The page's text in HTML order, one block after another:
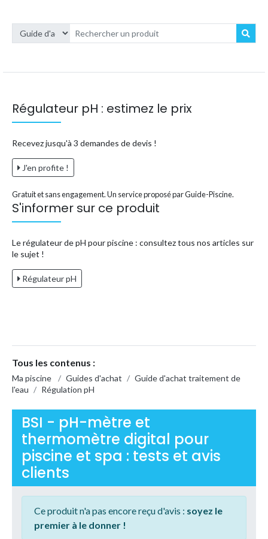
Régulateur pH : estimez le prix
Recevez jusqu'à 3 demandes de devis !
J'en profite !
Gratuit et sans engagement. Un service proposé par Guide-Piscine.
S'informer sur ce produit
Le régulateur de pH pour piscine : consultez tous nos articles sur
le sujet !
Régulateur pH
Tous les contenus :
Ma piscine / Guides d'achat / Guide d'achat traitement de
l'eau / Régulation pH
BSI - pH-mètre et
thermomètre digital pour
piscine et spa : tests et avis
clients
Ce produit n'a pas encore reçu d'avis : soyez le
premier à le donner !